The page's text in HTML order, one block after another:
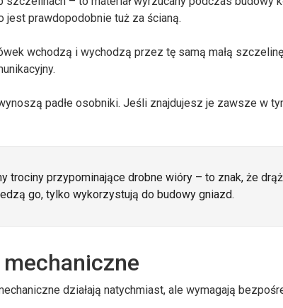
jest prawdopodobnie tuż za ścianą.
wchodzą i wychodzą przez tę samą małą
padłe osobniki. Jeśli znajdujesz je zawsze w
trociny przypominające drobne wióry – to znak, że
go, tylko wykorzystują do budowy gniazd.
działają natychmiast, ale wymagają